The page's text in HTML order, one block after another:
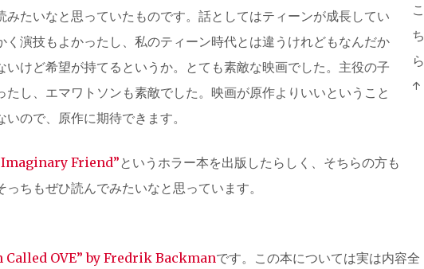
こ
ち
ら
↑
みたいなと思っていたものです。話としてはティーンが成長してい
く演技もよかったし、私のティーン時代とは違うけれどもなんだか
いけど希望が持てるというか。とても素敵な映画でした。主役の子
たし、エマワトソンも素敵でした。映画が原作よりいいということ
ので、原作に期待できます。
Friend”というホラー本を出版したらしく、そちらの方も
ちもぜひ読んでみたいなと思っています。
Called OVE” by Fredrik Backmanです。この本については実は内容全